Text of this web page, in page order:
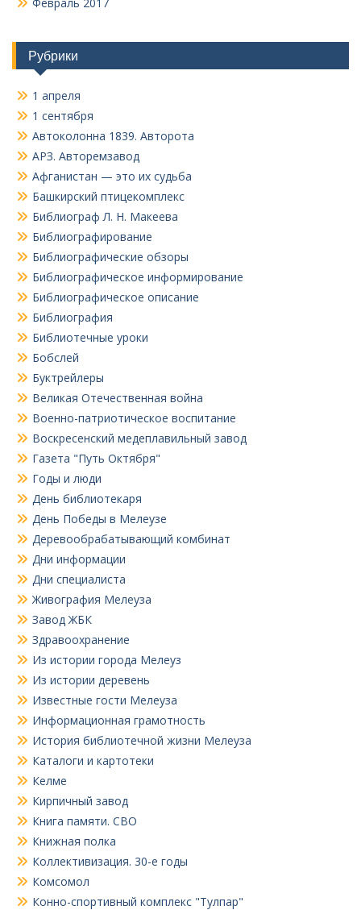
Рубрики
1 апреля
1 сентября
Автоколонна 1839. Авторота
АРЗ. Авторемзавод
Афганистан — это их судьба
Башкирский птицекомплекс
Библиограф Л. Н. Макеева
Библиографирование
Библиографические обзоры
Библиографическое информирование
Библиографическое описание
Библиография
Библиотечные уроки
Бобслей
Буктрейлеры
Великая Отечественная война
Военно-патриотическое воспитание
Воскресенский медеплавильный завод
Газета "Путь Октября"
Годы и люди
День библиотекаря
День Победы в Мелеузе
Деревообрабатывающий комбинат
Дни информации
Дни специалиста
Живография Мелеуза
Завод ЖБК
Здравоохранение
Из истории города Мелеуз
Из истории деревень
Известные гости Мелеуза
Информационная грамотность
История библиотечной жизни Мелеуза
Каталоги и картотеки
Келме
Кирпичный завод
Книга памяти. СВО
Книжная полка
Коллективизация. 30-е годы
Комсомол
Конно-спортивный комплекс "Тулпар"